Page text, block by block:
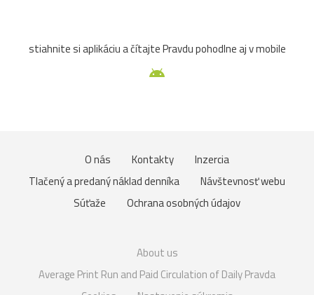
stiahnite si aplikáciu a čítajte Pravdu pohodlne aj v mobile
O nás Kontakty
Inzercia
Tlačený a predaný náklad denníka
Návštevnosť webu
Súťaže
Ochrana osobných údajov
About us
Average Print Run and Paid Circulation of Daily Pravda